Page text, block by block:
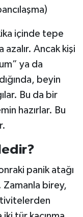
içinde tepe
azalır. Ancak kişi
ya da
beyin
Bu da bir
hazırlar. Bu
panik atağı
Zamanla birey,